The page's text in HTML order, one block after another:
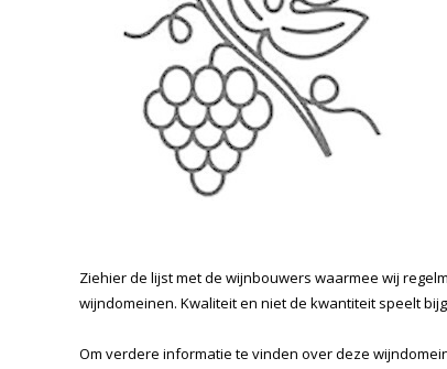
Ziehier de lijst met de wijnbouwers waarmee wij
wijndomeinen. Kwaliteit en niet de kwantiteit speelt
Om verdere informatie te vinden over deze